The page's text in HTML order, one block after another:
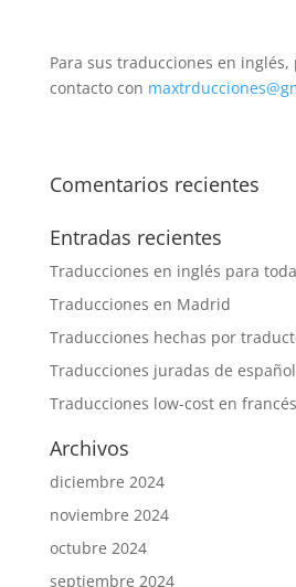
Para sus traducciones en inglés,
contacto con
Comentarios recientes
Entradas recientes
Traducciones en inglés para
Traducciones en Madrid
Traducciones hechas por
Traducciones juradas de
Traducciones low-cost en francés
Archivos
diciembre 2024
noviembre 2024
octubre 2024
septiembre 2024